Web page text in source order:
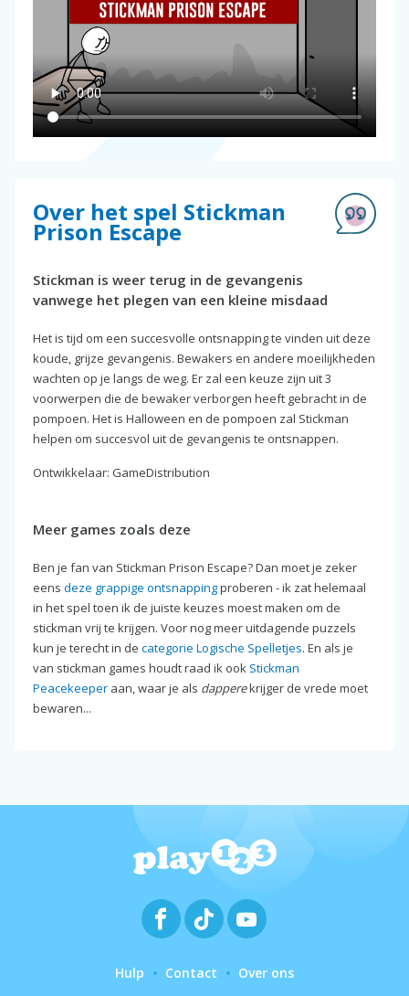
Over het spel Stickman
Prison Escape
Stickman is weer terug in de gevangenis
vanwege het plegen van een kleine misdaad
Het is tijd om een succesvolle ontsnapping te vinden uit deze
koude, grijze gevangenis. Bewakers en andere moeilijkheden
wachten op je langs de weg. Er zal een keuze zijn uit 3
voorwerpen die de bewaker verborgen heeft gebracht in de
pompoen. Het is Halloween en de pompoen zal Stickman
helpen om succesvol uit de gevangenis te ontsnappen.
Ontwikkelaar: GameDistribution
Meer games zoals deze
Ben je fan van Stickman Prison Escape? Dan moet je zeker
eens deze grappige ontsnappingproberen - ik zat helemaal
in het spel toen ik de juiste keuzes moest maken om de
stickman vrij te krijgen. Voor nog meer uitdagende puzzels
kun je terecht in de categorie Logische Spelletjes. En als je
van stickman games houdt raad ik ook Stickman
Peacekeeper aan, waar je als dapperekrijger de vrede moet
bewaren...
Hulp Contact Over ons